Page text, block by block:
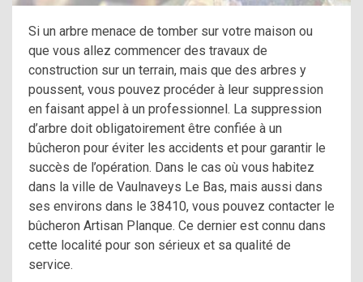
Si un arbre menace de tomber sur votre maison ou
que vous allez commencer des travaux de
construction sur un terrain, mais que des arbres y
poussent, vous pouvez procéder à leur suppression
en faisant appel à un professionnel. La suppression
d’arbre doit obligatoirement être confiée à un
bûcheron pour éviter les accidents et pour garantir le
succès de l’opération. Dans le cas où vous habitez
dans la ville de Vaulnaveys Le Bas, mais aussi dans
ses environs dans le 38410, vous pouvez contacter le
bûcheron Artisan Planque. Ce dernier est connu dans
cette localité pour son sérieux et sa qualité de
service.